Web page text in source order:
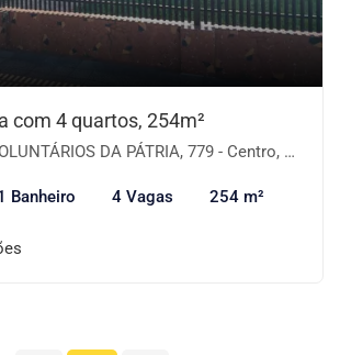
com 4 quartos, 254m²
DA PÁTRIA, 779 - Centro, Cruz Alta-RS
Banheiro 4 Vagas 254 m²